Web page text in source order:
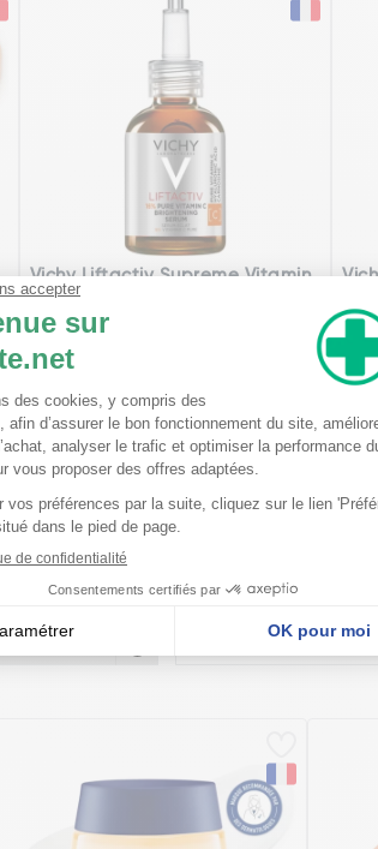
Vichy Liftactiv Supreme Vitamin
C Sérum 20 ml
Ajouter
40
L'ensemble du catalogue